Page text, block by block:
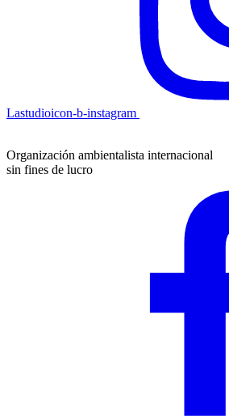
Lastudioicon-b-instagram
Organización ambientalista internacional
sin fines de lucro